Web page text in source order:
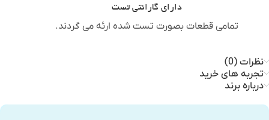
دارای گارانتی تست
تمامی قطعات بصورت تست شده ارئه می گردند.
نظرات (0)
تجربه های خرید
درباره برند